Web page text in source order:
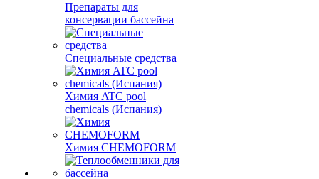
Препараты для
консервации бассейна
Специальные средства
Химия ATC pool
chemicals (Испания)
Химия CHEMOFORM